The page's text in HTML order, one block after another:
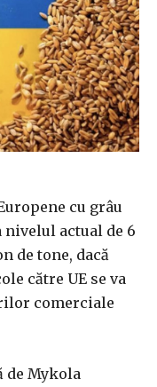
cu grâu
nivelul actual de 6
de tone, dacă
către UE se va
comerciale
de Mykola